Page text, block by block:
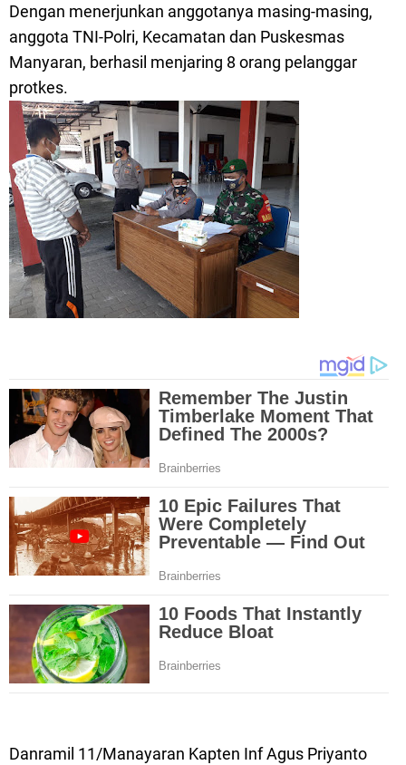
Dengan menerjunkan anggotanya masing-masing,
anggota TNI-Polri, Kecamatan dan Puskesmas
Manyaran, berhasil menjaring 8 orang pelanggar
protkes.
Danramil 11/Manayaran Kapten Inf Agus Priyanto